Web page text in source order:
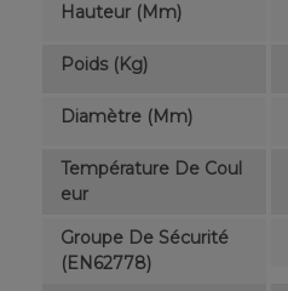
Hauteur (mm)
Poids (kg)
Diamètre (mm)
Température De Coul
Eur
Groupe De Sécurité
(EN62778)